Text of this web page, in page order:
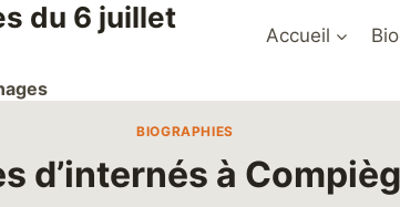
du 6 juillet
Accueil
BIOGRAPHIES
d’internés à